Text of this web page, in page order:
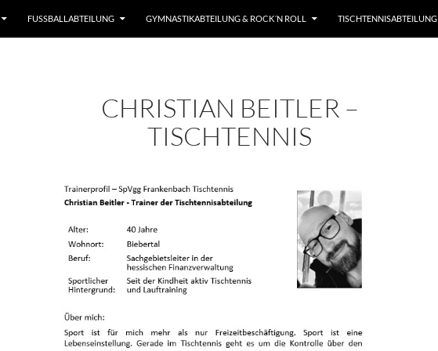
FUSSBALLABTEILUNG GYMNASTIKABTEILUNG & ROCK´N ROLL TISCHTENNISABTEILUNG
CHRISTIAN BEITLER –
TISCHTENNIS